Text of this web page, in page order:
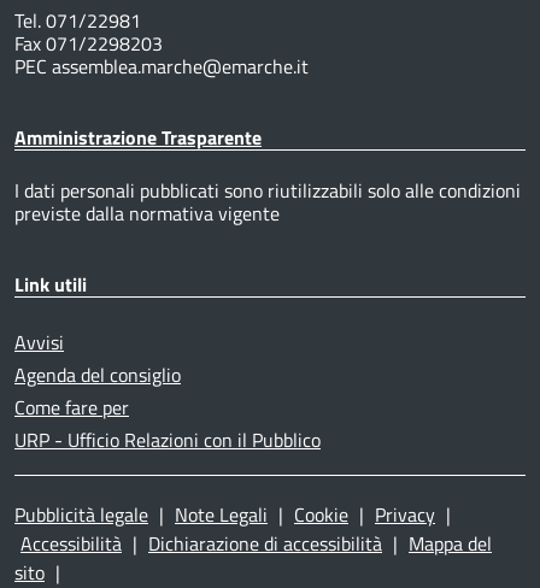
Tel. 071/22981
Fax 071/2298203
PEC assemblea.marche@emarche.it
Amministrazione Trasparente
I dati personali pubblicati sono riutilizzabili solo alle condizioni
previste dalla normativa vigente
Link utili
Avvisi
Agenda del consiglio
Come fare per
URP - Ufficio Relazioni con il Pubblico
Pubblicità legale | Note Legali | Cookie | Privacy |
Accessibilità | Dichiarazione di accessibilità | Mappa del
sito |